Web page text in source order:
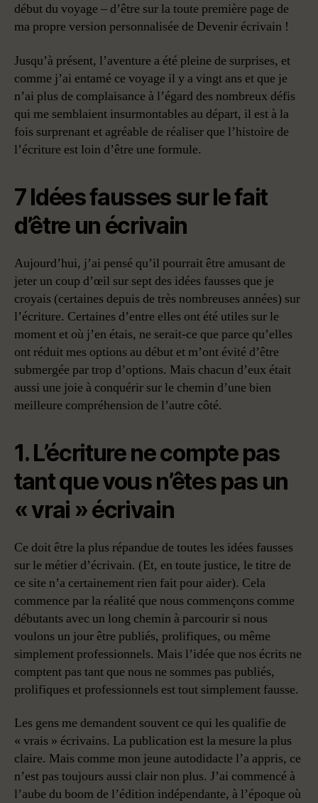
début du voyage – d’être sur la toute première page de
ma propre version personnalisée de Devenir écrivain !
Jusqu’à présent, l’aventure a été pleine de surprises, et
comme j’ai entamé ce voyage il y a vingt ans et que je
n’ai plus de complaisance à l’égard des nombreux défis
qui me semblaient insurmontables au départ, il est à la
fois surprenant et agréable de réaliser que l’histoire de
l’écriture est loin d’être une formule.
7 Idées fausses sur le fait
d’être un écrivain
Aujourd’hui, j’ai pensé qu’il pourrait être amusant de
jeter un coup d’œil sur sept des idées fausses que je
croyais (certaines depuis de très nombreuses années) sur
l’écriture. Certaines d’entre elles ont été utiles sur le
moment et où j’en étais, ne serait-ce que parce qu’elles
ont réduit mes options au début et m’ont évité d’être
submergée par trop d’options. Mais chacun d’eux était
aussi une joie à conquérir sur le chemin d’une bien
meilleure compréhension de l’autre côté.
1. L’écriture ne compte pas
tant que vous n’êtes pas un
« vrai » écrivain
Ce doit être la plus répandue de toutes les idées fausses
sur le métier d’écrivain. (Et, en toute justice, le titre de
ce site n’a certainement rien fait pour aider). Cela
commence par la réalité que nous commençons comme
débutants avec un long chemin à parcourir si nous
voulons un jour être publiés, prolifiques, ou même
simplement professionnels. Mais l’idée que nos écrits ne
comptent pas tant que nous ne sommes pas publiés,
prolifiques et professionnels est tout simplement fausse.
Les gens me demandent souvent ce qui les qualifie de
« vrais » écrivains. La publication est la mesure la plus
claire. Mais comme mon jeune autodidacte l’a appris, ce
n’est pas toujours aussi clair non plus. J’ai commencé à
l’aube du boom de l’édition indépendante, à l’époque où